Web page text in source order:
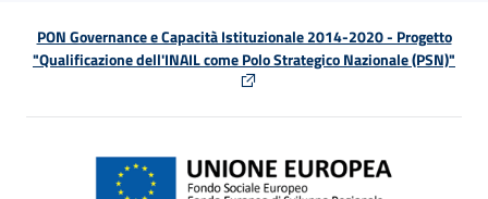
PON Governance e Capacità Istituzionale 2014-2020 - Progetto
"Qualificazione dell'INAIL come Polo Strategico Nazionale (PSN)"